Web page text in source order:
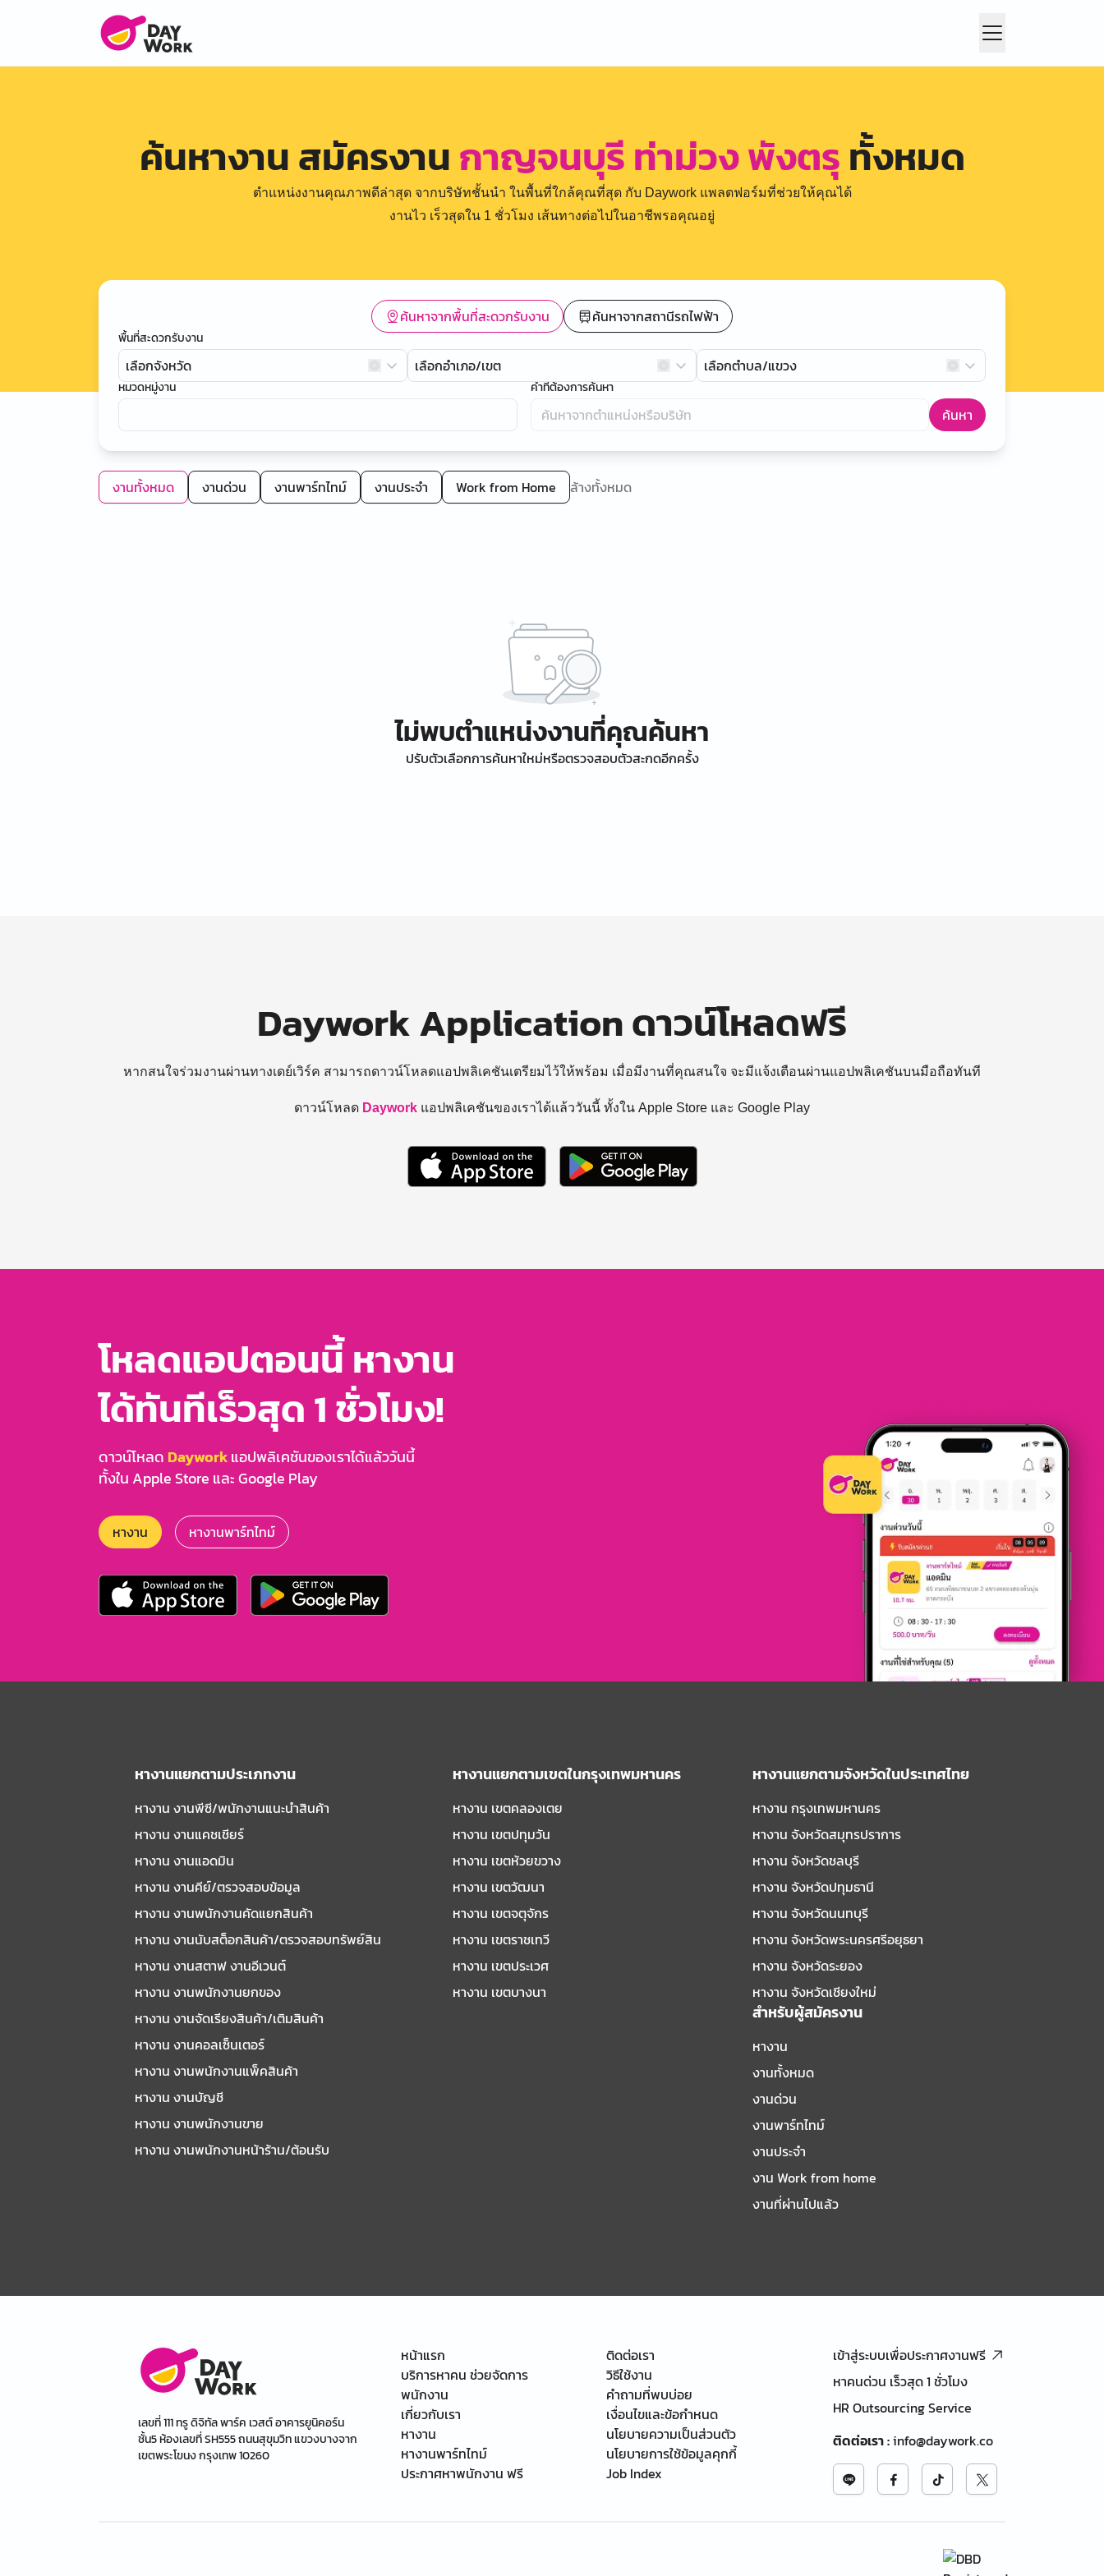
ค้นหางาน สมัครงานกาญจนบุรี ท่าม่วง พังตรุทั้งหมด
ตำแหน่งงานคุณภาพดีล่าสุด จากบริษัทชั้นนำ ในพื้นที่ใกล้คุณที่สุด กับ Daywork แพลตฟอร์มที่ช่วยให้คุณได้
งานไว เร็วสุดใน 1 ชั่วโมง เส้นทางต่อไปในอาชีพรอคุณอยู่
ค้นหาจากพื้นที่สะดวกรับงาน ค้นหาจากสถานีรถไฟฟ้า
พื้นที่สะดวกรับงาน
เลือกจังหวัด เลือกอำเภอ/เขต เลือกตำบล/แขวง
หมวดหมู่งาน คำที่ต้องการค้นหา
ค้นหา
งานทั้งหมด งานด่วน งานพาร์ทไทม์ งานประจำ Work from Home ล้างทั้งหมด
ไม่พบตำแหน่งงานที่คุณค้นหา
ปรับตัวเลือกการค้นหาใหม่หรือตรวจสอบตัวสะกดอีกครั้ง
Daywork Application ดาวน์โหลดฟรี
หากสนใจร่วมงานผ่านทางเดย์เวิร์ค สามารถดาวน์โหลดแอปพลิเคชันเตรียมไว้ให้พร้อม เมื่อมีงานที่คุณสนใจ จะมีแจ้งเตือนผ่านแอปพลิเคชันบนมือถือทันที
ดาวน์โหลด Daywork แอปพลิเคชันของเราได้แล้ววันนี้ ทั้งใน Apple Store และ Google Play
โหลดแอปตอนนี้ หางาน
ได้ทันทีเร็วสุด 1 ชั่วโมง!
ดาวน์โหลด Dayworkแอปพลิเคชันของเราได้แล้ววันนี้
ทั้งใน Apple Store และ Google Play
หางาน หางานพาร์ทไทม์
หางานแยกตามประเภทงาน
หางาน งานพีซี/พนักงานแนะนําสินค้า
หางาน งานแคชเชียร์
หางาน งานแอดมิน
หางาน งานคีย์/ตรวจสอบข้อมูล
หางาน งานพนักงานคัดแยกสินค้า
หางาน งานนับสต็อกสินค้า/ตรวจสอบทรัพย์สิน
หางาน งานสตาฟ งานอีเวนต์
หางาน งานพนักงานยกของ
หางาน งานจัดเรียงสินค้า/เติมสินค้า
หางาน งานคอลเซ็นเตอร์
หางาน งานพนักงานแพ็คสินค้า
หางาน งานบัญชี
หางาน งานพนักงานขาย
หางาน งานพนักงานหน้าร้าน/ต้อนรับ
หางานแยกตามเขตในกรุงเทพมหานคร
หางาน เขตคลองเตย
หางาน เขตปทุมวัน
หางาน เขตห้วยขวาง
หางาน เขตวัฒนา
หางาน เขตจตุจักร
หางาน เขตราชเทวี
หางาน เขตประเวศ
หางาน เขตบางนา
หางานแยกตามจังหวัดในประเทศไทย
หางาน กรุงเทพมหานคร
หางาน จังหวัดสมุทรปราการ
หางาน จังหวัดชลบุรี
หางาน จังหวัดปทุมธานี
หางาน จังหวัดนนทบุรี
หางาน จังหวัดพระนครศรีอยุธยา
หางาน จังหวัดระยอง
หางาน จังหวัดเชียงใหม่
สำหรับผู้สมัครงาน
หางาน
งานทั้งหมด
งานด่วน
งานพาร์ทไทม์
งานประจำ
งาน Work from home
งานที่ผ่านไปแล้ว
เลขที่ 111 ทรู ดิจิทัล พาร์ค เวสต์ อาคารยูนิคอร์น
ชั้น5 ห้องเลขที่ SH555 ถนนสุขุมวิท แขวงบางจาก
เขตพระโขนง กรุงเทพ 10260
หน้าแรก
บริการหาคน ช่วยจัดการ
พนักงาน
เกี่ยวกับเรา
หางาน
หางานพาร์ทไทม์
ประกาศหาพนักงาน ฟรี
ติดต่อเรา
วิธีใช้งาน
คำถามที่พบบ่อย
เงื่อนไขและข้อกำหนด
นโยบายความเป็นส่วนตัว
นโยบายการใช้ข้อมูลคุกกี้
Job Index
เข้าสู่ระบบเพื่อประกาศงานฟรี
หาคนด่วน เร็วสุด 1 ชั่วโมง
HR Outsourcing Service
ติดต่อเรา:info@daywork.co